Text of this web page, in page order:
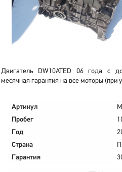
Двигатель DW10ATED 06 года с
месячная гарантия на все моторы (при
Артикул
Пробег
Год
Страна
Гарантия